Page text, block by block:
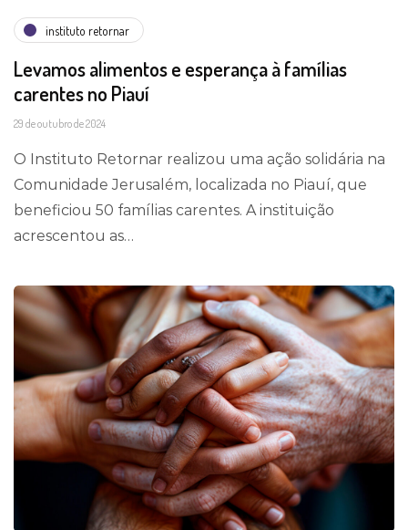
instituto retornar
Levamos alimentos e esperança à famílias
carentes no Piauí
29 de outubro de 2024
O Instituto Retornar realizou uma ação solidária na
Comunidade Jerusalém, localizada no Piauí, que
beneficiou 50 famílias carentes. A instituição
acrescentou as…